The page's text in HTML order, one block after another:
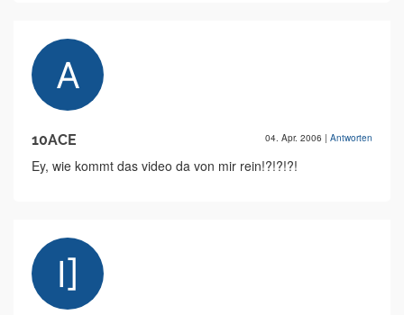
10ACE 04. Apr. 2006 | Antworten
Ey, wie kommt das video da von mir rein!?!?!?!